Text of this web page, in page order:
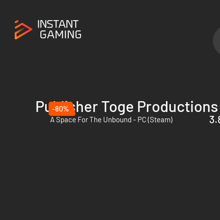
Publisher Toge Productions
-80%
A Space For The Unbound - PC (Steam)